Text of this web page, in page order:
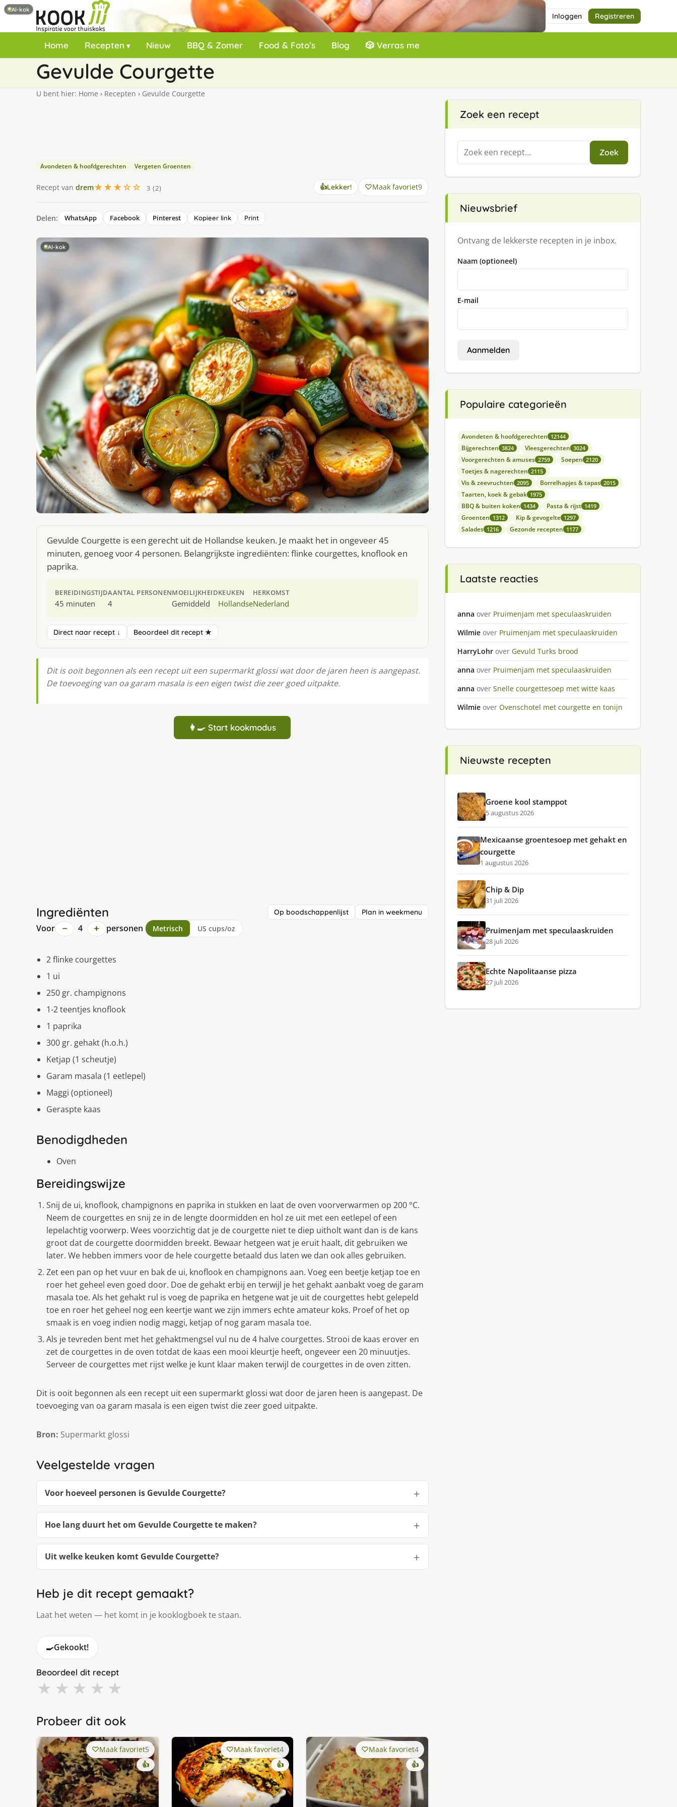
Inloggen Registreren
Home Recepten Nieuw BBQ & Zomer Food & Foto’s Blog 🎲 Verras me
Gevulde Courgette
U bent hier: Home › Recepten › Gevulde Courgette
Avondeten & hoofdgerechten Vergeten Groenten
Recept van drem★★★☆☆ 3 (2) 👍Lekker! Maak favoriet9
Delen: WhatsApp Facebook Pinterest Kopieer link Print
AI-kok
Gevulde Courgette is een gerecht uit de Hollandse keuken. Je maakt het in ongeveer 45
minuten, genoeg voor 4 personen. Belangrijkste ingrediënten: flinke courgettes, knoflook en
paprika.
BEREIDINGSTIJD
45 minuten
AANTAL PERSONEN
4
MOEILIJKHEID
Gemiddeld
KEUKEN
Hollandse
HERKOMST
Nederland
Direct naar recept ↓ Beoordeel dit recept ★
Dit is ooit begonnen als een recept uit een supermarkt glossi wat door de jaren heen is aangepast.
De toevoeging van oa garam masala is een eigen twist die zeer goed uitpakte.
👩‍🍳 Start kookmodus
Ingrediënten Op boodschappenlijst Plan in weekmenu
Voor − 4 + personen Metrisch US cups/oz
2 flinke courgettes
1 ui
250 gr. champignons
1-2 teentjes knoflook
1 paprika
300 gr. gehakt (h.o.h.)
Ketjap (1 scheutje)
Garam masala (1 eetlepel)
Maggi (optioneel)
Geraspte kaas
Benodigdheden
Oven
Bereidingswijze
Snij de ui, knoflook, champignons en paprika in stukken en laat de oven voorverwarmen op 200 °C.
Neem de courgettes en snij ze in de lengte doormidden en hol ze uit met een eetlepel of een
lepelachtig voorwerp. Wees voorzichtig dat je de courgette niet te diep uitholt want dan is de kans
groot dat de courgette doormidden breekt. Bewaar hetgeen wat je eruit haalt, dit gebruiken we
later. We hebben immers voor de hele courgette betaald dus laten we dan ook alles gebruiken.
Zet een pan op het vuur en bak de ui, knoflook en champignons aan. Voeg een beetje ketjap toe en
roer het geheel even goed door. Doe de gehakt erbij en terwijl je het gehakt aanbakt voeg de garam
masala toe. Als het gehakt rul is voeg de paprika en hetgene wat je uit de courgettes hebt gelepeld
toe en roer het geheel nog een keertje want we zijn immers echte amateur koks. Proef of het op
smaak is en voeg indien nodig maggi, ketjap of nog garam masala toe.
Als je tevreden bent met het gehaktmengsel vul nu de 4 halve courgettes. Strooi de kaas erover en
zet de courgettes in de oven totdat de kaas een mooi kleurtje heeft, ongeveer een 20 minuutjes.
Serveer de courgettes met rijst welke je kunt klaar maken terwijl de courgettes in de oven zitten.
Dit is ooit begonnen als een recept uit een supermarkt glossi wat door de jaren heen is aangepast. De
toevoeging van oa garam masala is een eigen twist die zeer goed uitpakte.
Bron: Supermarkt glossi
Veelgestelde vragen
Voor hoeveel personen is Gevulde Courgette?
Hoe lang duurt het om Gevulde Courgette te maken?
Uit welke keuken komt Gevulde Courgette?
Heb je dit recept gemaakt?
Laat het weten — het komt in je kooklogboek te staan.
🍳Gekookt!
Beoordeel dit recept
★ ★ ★ ★ ★
Probeer dit ook
Maak favoriet5
👍
Maak favoriet4
👍
Maak favoriet4
👍
Zoek een recept
Zoeken
naar:
Zoek
Nieuwsbrief
Ontvang de lekkerste recepten in je inbox.
Naam (optioneel)
E-mail
Aanmelden
Populaire categorieën
Avondeten & hoofdgerechten 12144
Bijgerechten 3824 Vleesgerechten 3024
Voorgerechten & amuses 2759 Soepen 2120
Toetjes & nagerechten 2115
Vis & zeevruchten 2095 Borrelhapjes & tapas 2015
Taarten, koek & gebak 1975
BBQ & buiten koken 1434 Pasta & rijst 1419
Groenten 1312 Kip & gevogelte 1297
Salades 1216 Gezonde recepten 1177
Laatste reacties
anna over Pruimenjam met speculaaskruiden
Wilmie over Pruimenjam met speculaaskruiden
HarryLohr over Gevuld Turks brood
anna over Pruimenjam met speculaaskruiden
anna over Snelle courgettesoep met witte kaas
Wilmie over Ovenschotel met courgette en tonijn
Nieuwste recepten
Groene kool stamppot
5 augustus 2026
Mexicaanse groentesoep met gehakt en
courgette
1 augustus 2026
Chip & Dip
31 juli 2026
Pruimenjam met speculaaskruiden
28 juli 2026
AI-kok
Echte Napolitaanse pizza
27 juli 2026